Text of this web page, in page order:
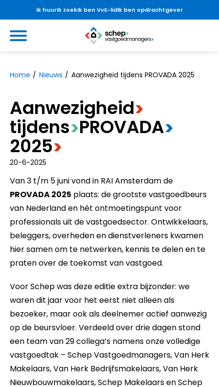
Naar hoofdinhoud
Naar hoofdnavigatiemenu
Naar zoeken
https://
Ga naar Hoofd
Ik huurIk zoekIk ben VvE-lidIk ben opdrachtgever
Home Nieuws Aanwezigheid tijdens PROVADA 2025
Aanwezigheid>
tijdens>​PROVADA>
2025>
20-6-2025
Van 3 t/m 5 juni vond in RAI Amsterdam de
PROVADA 2025 plaats: de grootste vastgoedbeurs
van Nederland en hét ontmoetingspunt voor
professionals uit de vastgoedsector. Ontwikkelaars,
beleggers, overheden en dienstverleners kwamen
hier samen om te netwerken, kennis te delen en te
praten over de toekomst van vastgoed.
Voor Schep was deze editie extra bijzonder: we
waren dit jaar voor het eerst niet alleen als
bezoeker, maar ook als deelnemer actief aanwezig
op de beursvloer. Verdeeld over drie dagen stond
een team van 29 collega’s namens onze volledige
vastgoedtak – Schep Vastgoedmanagers, Van Herk
Makelaars, Van Herk Bedrijfsmakelaars, Van Herk
Nieuwbouwmakelaars, Schep Makelaars en Schep